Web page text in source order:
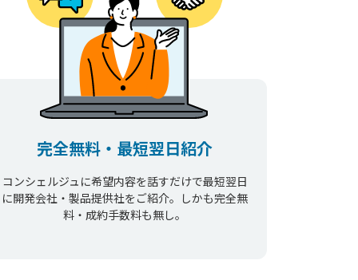
完全無料・最短翌日紹介
コンシェルジュに希望内容を話すだけで最短翌日
に開発会社・製品提供社をご紹介。しかも完全無
料・成約手数料も無し。